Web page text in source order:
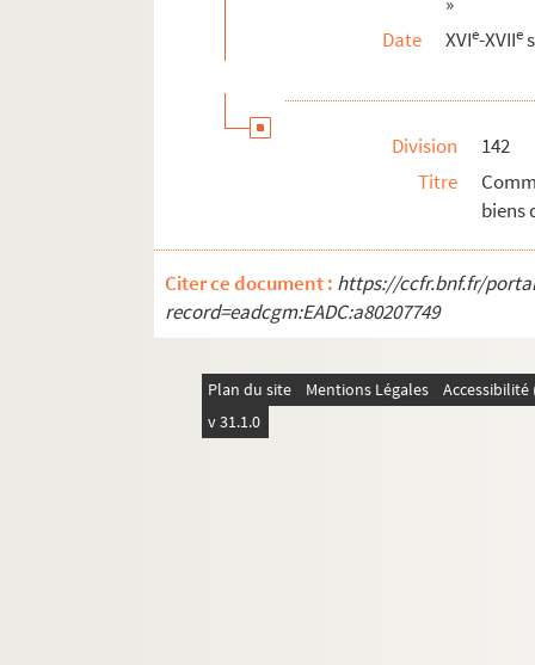
Date
XVIe-XVIIe
Division
142
Titre
biens
Citer ce document : https://ccfr.bnf.fr/
record=eadcgm:EADC:a80207749
Plan du site Mentions Légales
v 31.1.0